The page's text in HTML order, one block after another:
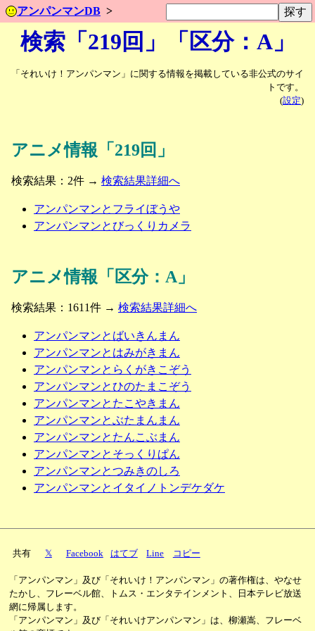
アンパンマンDB
検索「219回」「区分：A」
「それいけ！アンパンマン」に関する情報を掲載している非公式のサイ
トです。
(設定)
アニメ情報「219回」
検索結果：2件 → 検索結果詳細へ
アンパンマンとフライぼうや
アンパンマンとびっくりカメラ
アニメ情報「区分：A」
検索結果：1611件 → 検索結果詳細へ
アンパンマンとばいきんまん
アンパンマンとはみがきまん
アンパンマンとらくがきこぞう
アンパンマンとひのたまこぞう
アンパンマンとたこやきまん
アンパンマンとぶたまんまん
アンパンマンとたんこぶまん
アンパンマンとそっくりぱん
アンパンマンとつみきのしろ
アンパンマンとイタイノトンデケダケ
共有 𝕏 Facebook はてブ Line コピー
「アンパンマン」及び「それいけ！アンパンマン」の著作権は、やなせ
たかし、フレーベル館、トムス・エンタテインメント、日本テレビ放送
網に帰属します。
「アンパンマン」及び「それいけアンパンマン」は、柳瀬嵩、フレーベ